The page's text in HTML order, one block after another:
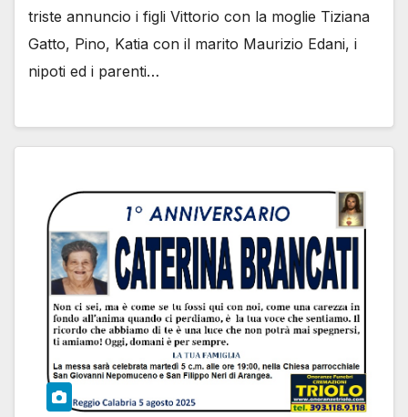
triste annuncio i figli Vittorio con la moglie Tiziana
Gatto, Pino, Katia con il marito Maurizio Edani, i
nipoti ed i parenti…